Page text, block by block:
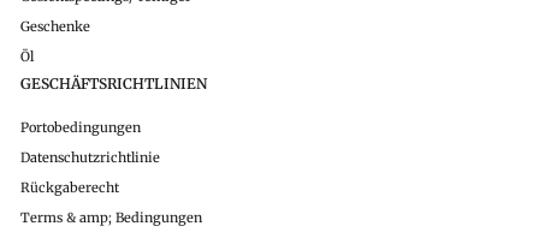
Geschenke
Öl
GESCHÄFTSRICHTLINIEN
Portobedingungen
Datenschutzrichtlinie
Rückgaberecht
Terms & amp; Bedingungen